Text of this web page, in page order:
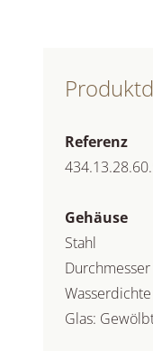
Referenz
Gehäuse
Stahl
Glas: